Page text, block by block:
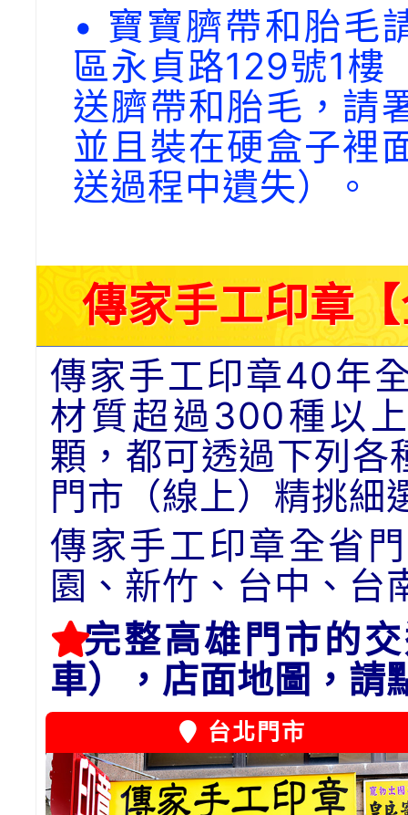
• 寶寶臍帶和胎毛
區永貞路129號1樓
送臍帶和胎毛，請
並且裝在硬盒子裡
送過程中遺失）。
傳家手工印章
傳家手工印章40年
材質超過300種以
顆，都可透過下列各
門市（線上）精挑細
傳家手工印章全省
園、新竹、台中、台
完整高雄門市的
車），店面地圖，請
台北門市